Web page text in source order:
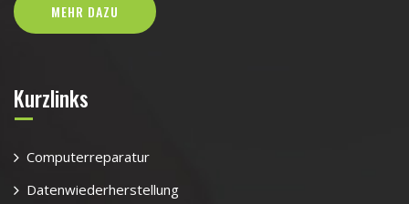
MEHR DAZU
Kurzlinks
Computerreparatur
Datenwiederherstellung